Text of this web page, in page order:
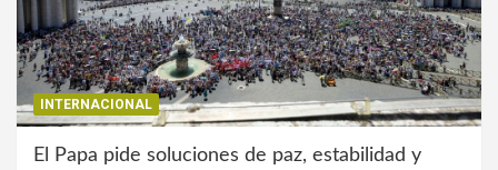
INTERNACIONAL
El Papa pide soluciones de paz, estabilidad y